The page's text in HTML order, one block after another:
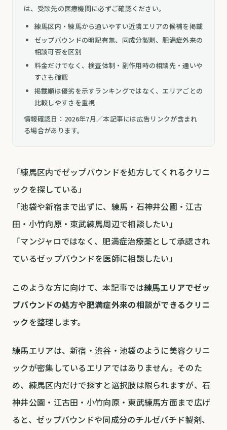
は、受診先の医療機関に必ずご確認ください。
練馬区内・練馬から通いやすい近隣エリアの候補を掲載
ゼップバウンドの明記有無、同成分製剤、肥満症外来の
相談可否を区別
料金だけでなく、検査体制・副作用時の相談先・通いや
すさも確認
掲載順は優劣を示すランキングではなく、エリアごとの
比較しやすさを重視
情報確認日：2026年7月／本記事には広告リンクが含まれ
る場合があります。
「練馬区内でゼップバウンドを処方してくれるクリニ
ックを探している」
「池袋や新宿まで出ずに、練馬・石神井公園・江古
田・小竹向原・東武練馬周辺で相談したい」
「マンジャロではなく、肥満症治療薬として承認され
ているゼップバウンドを医師に相談したい」
このような方に向けて、本記事では練馬エリアでゼッ
プバウンドの処方や肥満症外来の相談ができるクリニ
ックを整理します。
練馬エリアは、新宿・渋谷・池袋のように美容クリニ
ックが密集しているエリアではありません。そのた
め、練馬区内だけで探すと選択肢は限られますが、石
神井公園・江古田・小竹向原・東武練馬方面まで広げ
ると、ゼップバウンドや同成分のチルゼパチド製剤、